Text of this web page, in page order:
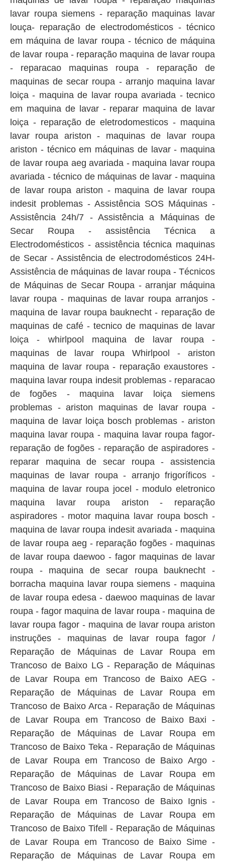
lavar roupa siemens - reparação maquinas lavar
louça- reparação de electrodomésticos - técnico
em máquina de lavar roupa - técnico de máquina
de lavar roupa - reparação maquina de lavar roupa
- reparacao maquinas roupa - reparação de
maquinas de secar roupa - arranjo maquina lavar
loiça - maquina de lavar roupa avariada - tecnico
em maquina de lavar - reparar maquina de lavar
loiça - reparação de eletrodomesticos - maquina
lavar roupa ariston - maquinas de lavar roupa
ariston - técnico em máquinas de lavar - maquina
de lavar roupa aeg avariada - maquina lavar roupa
avariada - técnico de máquinas de lavar - maquina
de lavar roupa ariston - maquina de lavar roupa
indesit problemas - Assistência SOS Máquinas -
Assistência 24h/7 - Assistência a Máquinas de
Secar Roupa - assistência Técnica a
Electrodomésticos - assistência técnica maquinas
de Secar - Assistência de electrodomésticos 24H-
Assistência de máquinas de lavar roupa - Técnicos
de Máquinas de Secar Roupa - arranjar máquina
lavar roupa - maquinas de lavar roupa arranjos -
maquina de lavar roupa bauknecht - reparação de
maquinas de café - tecnico de maquinas de lavar
loiça - whirlpool maquina de lavar roupa -
maquinas de lavar roupa Whirlpool - ariston
maquina de lavar roupa - reparação exaustores -
maquina lavar roupa indesit problemas - reparacao
de fogões - maquina lavar loiça siemens
problemas - ariston maquinas de lavar roupa -
maquina de lavar loiça bosch problemas - ariston
maquina lavar roupa - maquina lavar roupa fagor-
reparação de fogões - reparação de aspiradores -
reparar maquina de secar roupa - assistencia
maquinas de lavar roupa - arranjo frigoríficos -
maquina de lavar roupa jocel - modulo eletronico
maquina lavar roupa ariston - reparação
aspiradores - motor maquina lavar roupa bosch -
maquina de lavar roupa indesit avariada - maquina
de lavar roupa aeg - reparação fogões - maquinas
de lavar roupa daewoo - fagor maquinas de lavar
roupa - maquina de secar roupa bauknecht -
borracha maquina lavar roupa siemens - maquina
de lavar roupa edesa - daewoo maquinas de lavar
roupa - fagor maquina de lavar roupa - maquina de
lavar roupa fagor - maquina de lavar roupa ariston
instruções - maquinas de lavar roupa fagor /
Reparação de Máquinas de Lavar Roupa em
Trancoso de Baixo LG - Reparação de Máquinas
de Lavar Roupa em Trancoso de Baixo AEG -
Reparação de Máquinas de Lavar Roupa em
Trancoso de Baixo Arca - Reparação de Máquinas
de Lavar Roupa em Trancoso de Baixo Baxi -
Reparação de Máquinas de Lavar Roupa em
Trancoso de Baixo Teka - Reparação de Máquinas
de Lavar Roupa em Trancoso de Baixo Argo -
Reparação de Máquinas de Lavar Roupa em
Trancoso de Baixo Biasi - Reparação de Máquinas
de Lavar Roupa em Trancoso de Baixo Ignis -
Reparação de Máquinas de Lavar Roupa em
Trancoso de Baixo Tifell - Reparação de Máquinas
de Lavar Roupa em Trancoso de Baixo Sime -
Reparação de Máquinas de Lavar Roupa em